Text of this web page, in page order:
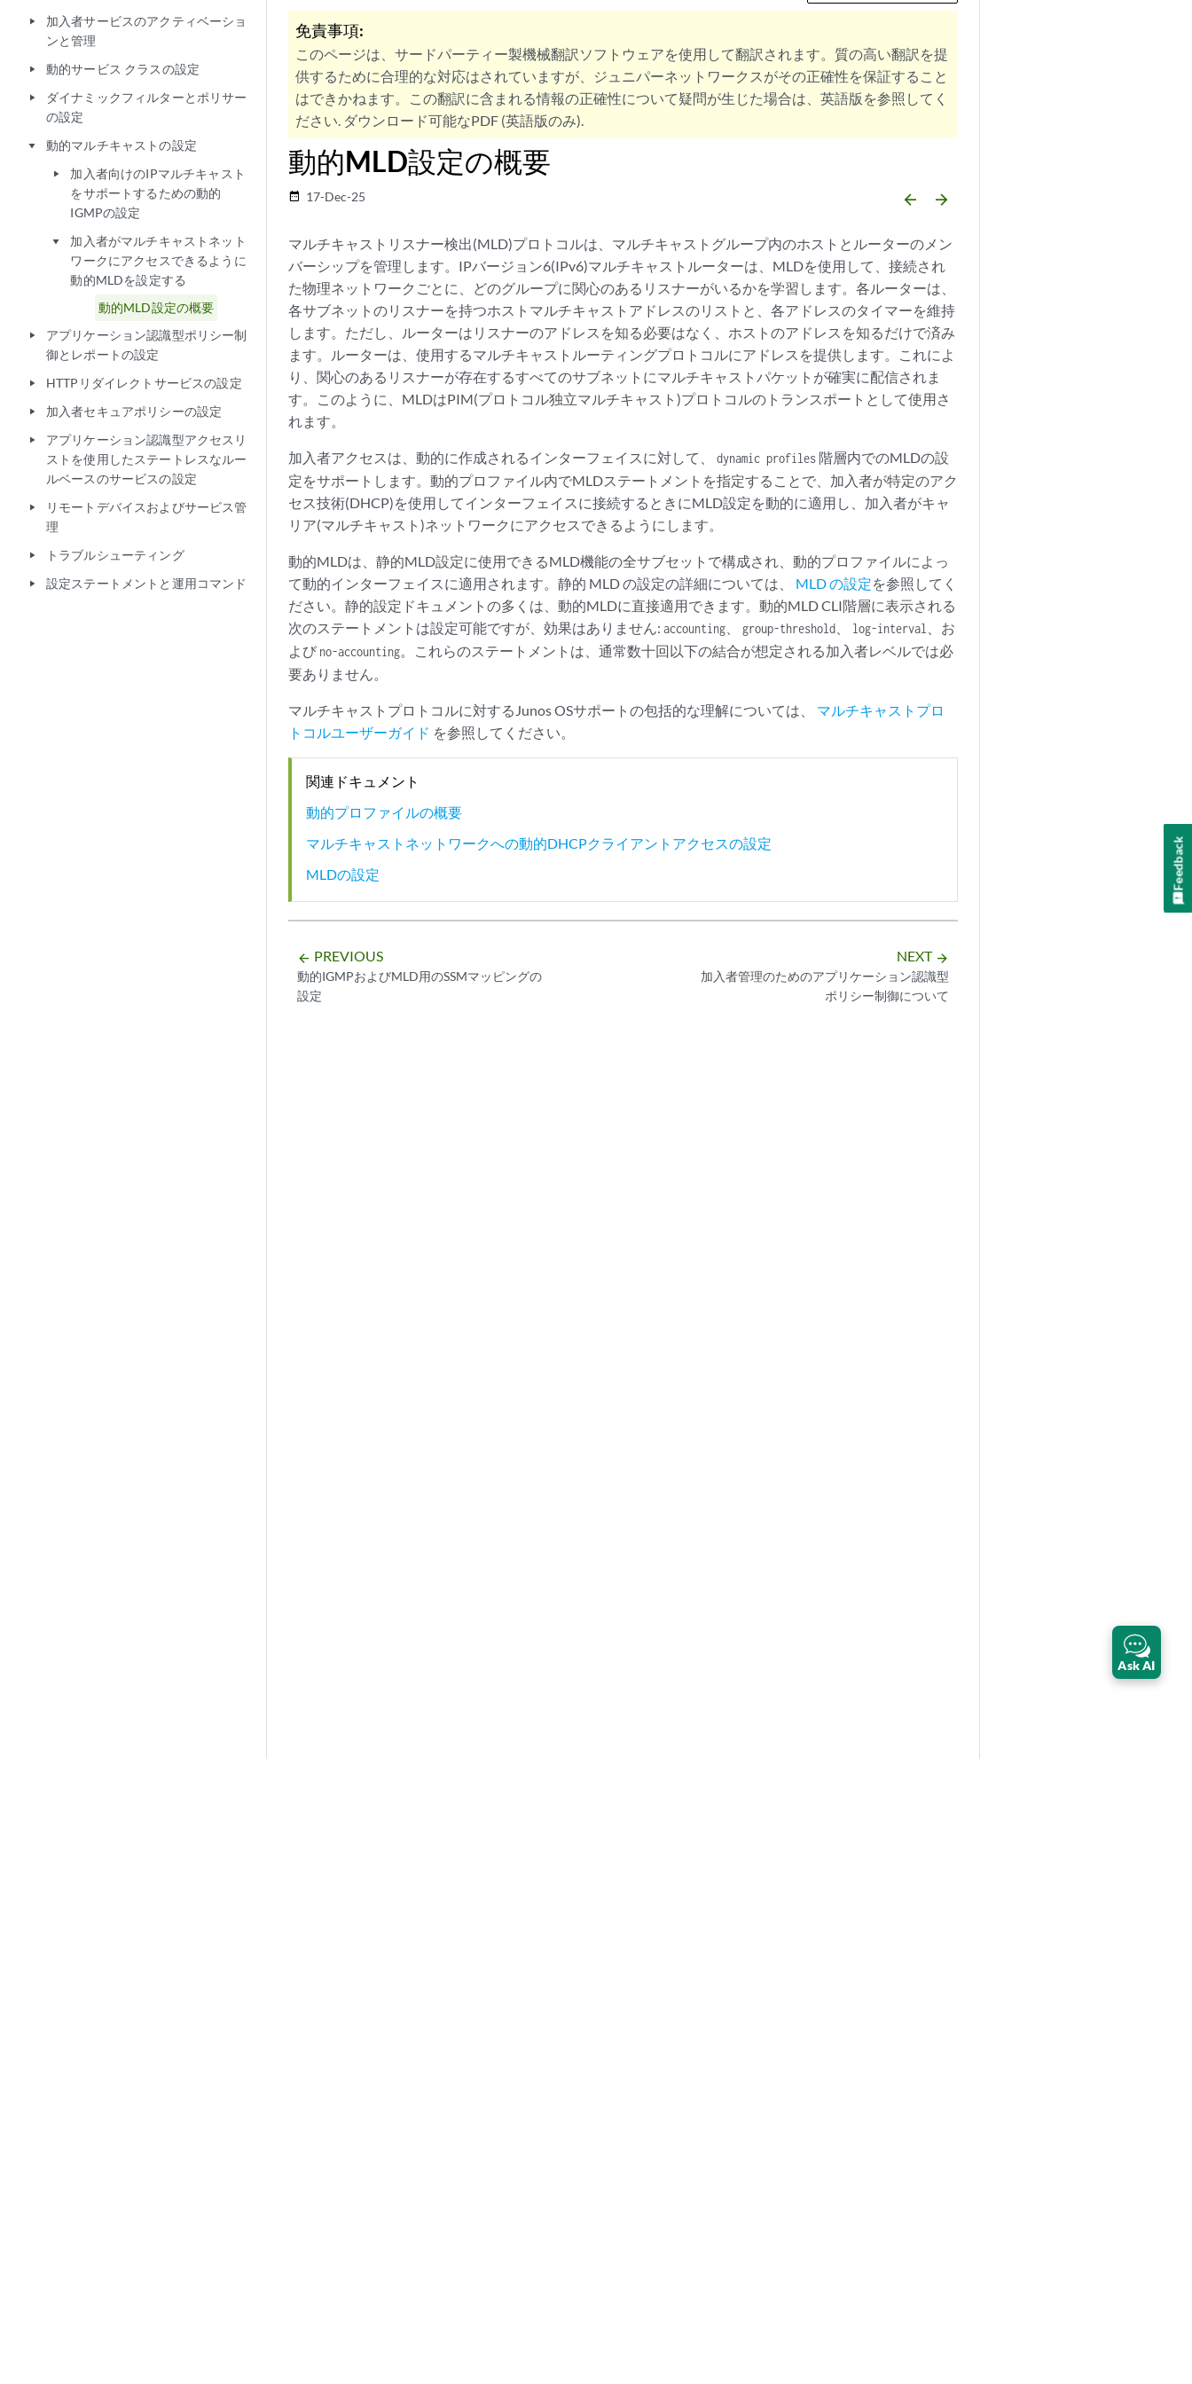
play_arrow
加入者サービスのアクティベーショ
ンと管理
play_arrow 動的サービス クラスの設定
play_arrow
ダイナミックフィルターとポリサー
の設定
play_arrow 動的マルチキャストの設定
play_arrow
加入者向けのIPマルチキャスト
をサポートするための動的
IGMPの設定
play_arrow
加入者がマルチキャストネット
ワークにアクセスできるように
動的MLDを設定する
動的MLD設定の概要
play_arrow
アプリケーション認識型ポリシー制
御とレポートの設定
play_arrow HTTPリダイレクトサービスの設定
play_arrow 加入者セキュアポリシーの設定
play_arrow
アプリケーション認識型アクセスリ
ストを使用したステートレスなルー
ルベースのサービスの設定
play_arrow
リモートデバイスおよびサービス管
理
play_arrow トラブルシューティング
play_arrow 設定ステートメントと運用コマンド
免責事項:
このページは、サードパーティー製機械翻訳ソフトウェアを使用して翻訳されます。質の高い翻訳を提
供するために合理的な対応はされていますが、ジュニパーネットワークスがその正確性を保証すること
はできかねます。この翻訳に含まれる情報の正確性について疑問が生じた場合は、英語版を参照してく
ださい. ダウンロード可能なPDF (英語版のみ).
動的MLD設定の概要
date_range 17-Dec-25 arrow_backward arrow_forward
マルチキャストリスナー検出(MLD)プロトコルは、マルチキャストグループ内のホストとルーターのメン
バーシップを管理します。IPバージョン6(IPv6)マルチキャストルーターは、MLDを使用して、接続され
た物理ネットワークごとに、どのグループに関心のあるリスナーがいるかを学習します。各ルーターは、
各サブネットのリスナーを持つホストマルチキャストアドレスのリストと、各アドレスのタイマーを維持
します。ただし、ルーターはリスナーのアドレスを知る必要はなく、ホストのアドレスを知るだけで済み
ます。ルーターは、使用するマルチキャストルーティングプロトコルにアドレスを提供します。これによ
り、関心のあるリスナーが存在するすべてのサブネットにマルチキャストパケットが確実に配信されま
す。このように、MLDはPIM(プロトコル独立マルチキャスト)プロトコルのトランスポートとして使用さ
れます。
加入者アクセスは、動的に作成されるインターフェイスに対して、 dynamic profiles階層内でのMLDの設
定をサポートします。動的プロファイル内でMLDステートメントを指定することで、加入者が特定のアク
セス技術(DHCP)を使用してインターフェイスに接続するときにMLD設定を動的に適用し、加入者がキャ
リア(マルチキャスト)ネットワークにアクセスできるようにします。
動的MLDは、静的MLD設定に使用できるMLD機能の全サブセットで構成され、動的プロファイルによっ
て動的インターフェイスに適用されます。静的 MLD の設定の詳細については、 MLD の設定を参照してく
ださい。静的設定ドキュメントの多くは、動的MLDに直接適用できます。動的MLD CLI階層に表示される
次のステートメントは設定可能ですが、効果はありません: accounting group-threshold log-interval
、お
よび no-accounting。これらのステートメントは、通常数十回以下の結合が想定される加入者レベルでは必
要ありません。
マルチキャストプロトコルに対するJunos OSサポートの包括的な理解については、 マルチキャストプロ
トコルユーザーガイド を参照してください。
関連ドキュメント
動的プロファイルの概要
マルチキャストネットワークへの動的DHCPクライアントアクセスの設定
MLDの設定
arrow_backward PREVIOUS
動的IGMPおよびMLD用のSSMマッピングの
設定
NEXT arrow_forward
加入者管理のためのアプリケーション認識型
ポリシー制御について
Ask AI
Feedback